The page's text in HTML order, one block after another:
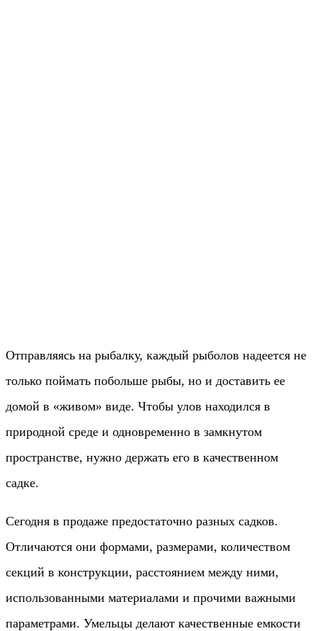
Отправляясь на рыбалку, каждый рыболов надеется не
только поймать побольше рыбы, но и доставить ее
домой в «живом» виде. Чтобы улов находился в
природной среде и одновременно в замкнутом
пространстве, нужно держать его в качественном
садке.
Сегодня в продаже предостаточно разных садков.
Отличаются они формами, размерами, количеством
секций в конструкции, расстоянием между ними,
использованными материалами и прочими важными
параметрами. Умельцы делают качественные емкости